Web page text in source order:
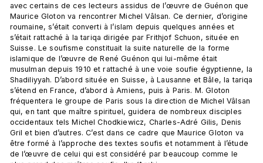
avec certains de ces lecteurs assidus de l’œuvre de Guénon que
Maurice Gloton va rencontrer Michel Vâlsan. Ce dernier, d’origine
roumaine, s’était converti à l’islam depuis quelques années et
s’était rattaché à la tariqa dirigée par Frithjof Schuon, située en
Suisse. Le soufisme constituait la suite naturelle de la forme
islamique de l’œuvre de René Guénon qui lui-même était
musulman depuis 1910 et rattaché à une voie soufie égyptienne, la
Shadiliyyah. D’abord située en Suisse, à Lausanne et Bâle, la tariqa
s’étend en France, d’abord à Amiens, puis à Paris. M. Gloton
fréquentera le groupe de Paris sous la direction de Michel Vâlsan
qui, en tant que maître spirituel, guidera de nombreux disciples
occidentaux tels Michel Chodkiewicz, Charles-Adré Gilis, Denis
Gril et bien d’autres. C’est dans ce cadre que Maurice Gloton va
être formé à l’approche des textes soufis et notamment à l’étude
de l’œuvre de celui qui est considéré par beaucoup comme le